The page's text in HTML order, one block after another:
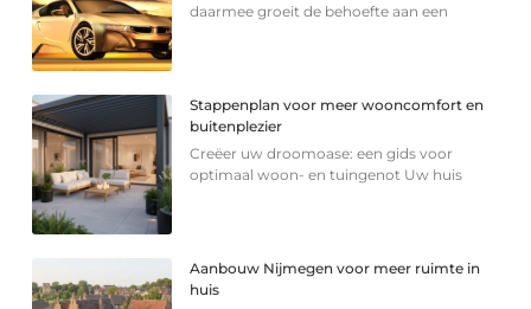
daarmee groeit de behoefte aan een
Stappenplan voor meer wooncomfort en
buitenplezier
Creëer uw droomoase: een gids voor
optimaal woon- en tuingenot Uw huis
Aanbouw Nijmegen voor meer ruimte in
huis